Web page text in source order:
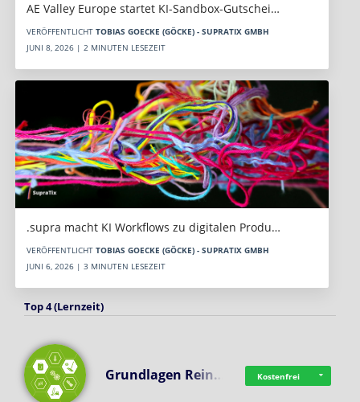
AE Valley Europe startet KI-Sandbox-Gutschei…
VERÖFFENTLICHT TOBIAS GOECKE (GÖCKE) - SUPRATIX GMBH
JUNI 8, 2026 | 2 MINUTEN LESEZEIT
.supra macht KI Workflows zu digitalen Produ…
VERÖFFENTLICHT TOBIAS GOECKE (GÖCKE) - SUPRATIX GMBH
JUNI 6, 2026 | 3 MINUTEN LESEZEIT
Top 4 (Lernzeit)
Grundlagen Rein… Kostenfrei